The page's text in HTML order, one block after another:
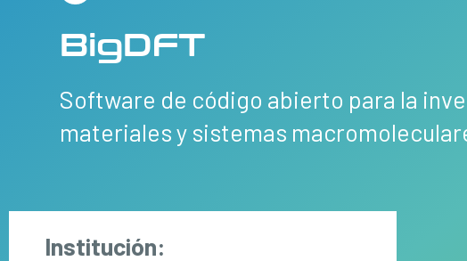
BigDFT
Software de código abierto para la
materiales y sistemas
Institución: